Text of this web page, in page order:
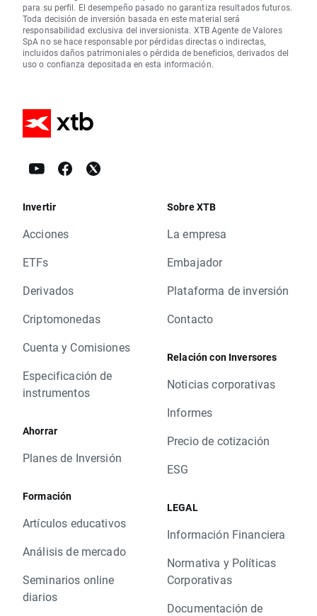
para su perfil. El desempeño pasado no garantiza resultados futuros.
Toda decisión de inversión basada en este material será
responsabilidad exclusiva del inversionista. XTB Agente de Valores
SpA no se hace responsable por pérdidas directas o indirectas,
incluidos daños patrimoniales o pérdida de beneficios, derivados del
uso o confianza depositada en esta información.
Invertir
Acciones
ETFs
Derivados
Criptomonedas
Cuenta y Comisiones
Especificación de
instrumentos
Ahorrar
Planes de Inversión
Formación
Artículos educativos
Análisis de mercado
Seminarios online
diarios
Sobre XTB
La empresa
Embajador
Plataforma de inversión
Contacto
Relación con Inversores
Noticias corporativas
Informes
Precio de cotización
ESG
LEGAL
Información Financiera
Normativa y Políticas
Corporativas
Documentación de